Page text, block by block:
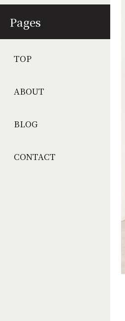
Pages
TOP
ABOUT
BLOG
CONTACT